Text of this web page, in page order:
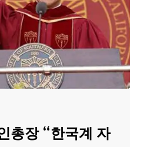
총장 “한국계 자